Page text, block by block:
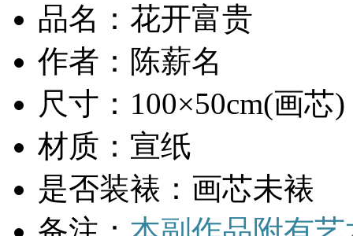
品名：花开富贵
作者：陈薪名
尺寸：100×50cm(画芯)
材质：宣纸
是否装裱：画芯未裱